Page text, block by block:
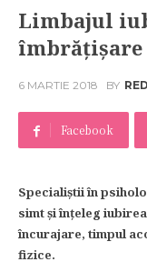
Limbajul
6 MARTIE 2018 BY
Facebook
Specialiştii în
simt şi înţeleg
încurajare, timpul
fizice.